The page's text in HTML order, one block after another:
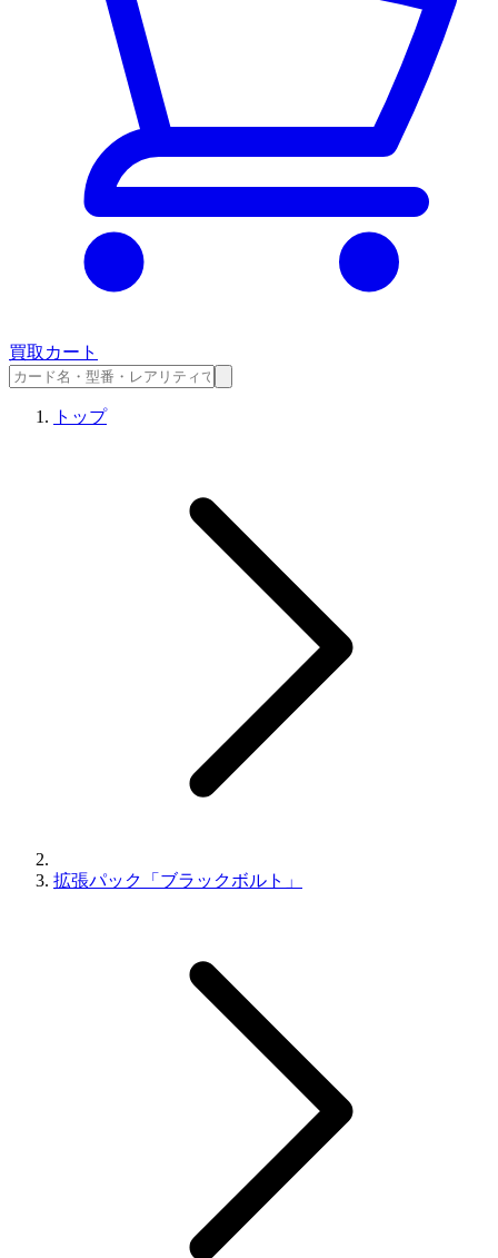
買取カート
トップ
拡張パック「ブラックボルト」